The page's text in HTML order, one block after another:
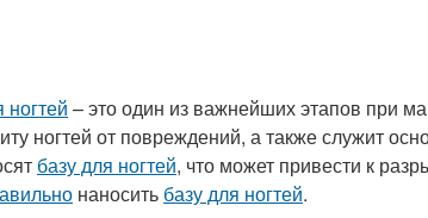
ногтей – это один из важнейших этапов при
ногтей от повреждений, а также служит
базу для ногтей, что может привести к
наносить базу для ногтей.